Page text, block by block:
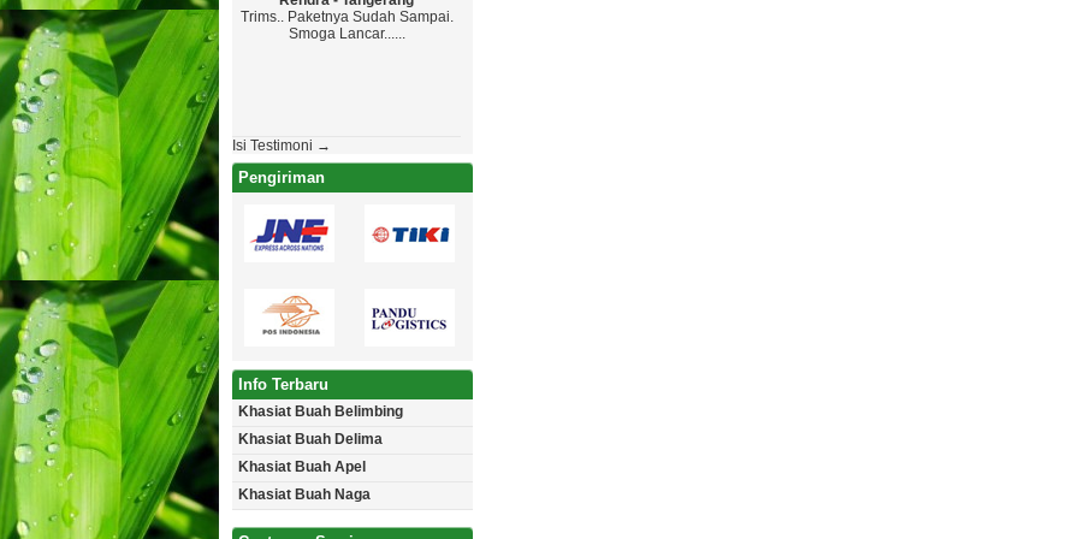
Trims.. Paketnya Sudah Sampai.
Smoga Lancar......
Isi Testimoni →
Pengiriman
Info Terbaru
Khasiat Buah Belimbing
Khasiat Buah Delima
Khasiat Buah Apel
Khasiat Buah Naga